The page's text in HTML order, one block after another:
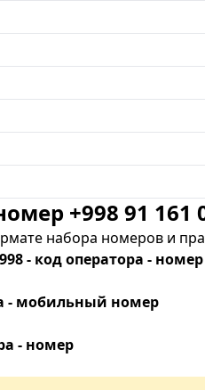
+998 91 161
набора номеров и
- код оператора - номер
- мобильный номер
- номер